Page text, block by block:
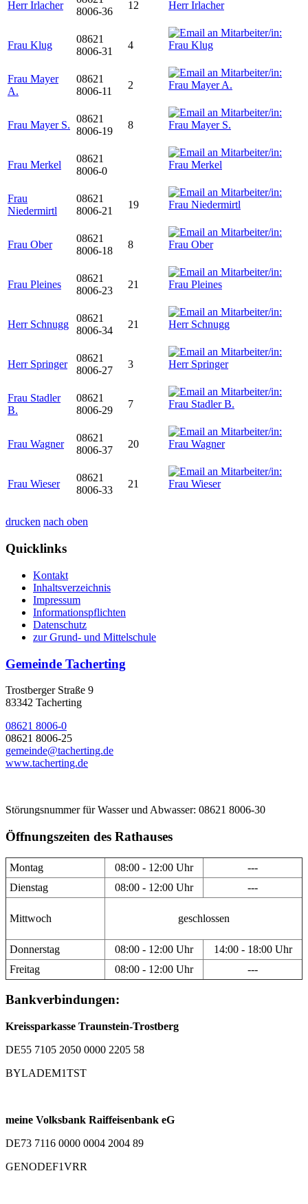
Herr Irlacher
8006-36
12
Frau Klug
08621
8006-31
4
Frau Mayer
A.
08621
8006-11
2
Frau Mayer S.
08621
8006-19
8
Frau Merkel
08621
8006-0
Frau
Niedermirtl
08621
8006-21
19
Frau Ober
08621
8006-18
8
Frau Pleines
08621
8006-23
21
Herr Schnugg
08621
8006-34
21
Herr Springer
08621
8006-27
3
Frau Stadler
B.
08621
8006-29
7
Frau Wagner
08621
8006-37
20
Frau Wieser
08621
8006-33
21
drucken nach oben
Quicklinks
Kontakt
Inhaltsverzeichnis
Impressum
Informationspflichten
Datenschutz
zur Grund- und Mittelschule
Gemeinde Tacherting
Trostberger Straße 9
83342 Tacherting
08621 8006-0
08621 8006-25
gemeinde@tacherting.de
www.tacherting.de
Störungsnummer für Wasser und Abwasser: 08621 8006-30
Öffnungszeiten des Rathauses
Montag 08:00 - 12:00 Uhr
---
Dienstag
08:00 - 12:00 Uhr ---
Mittwoch geschlossen
Donnerstag 08:00 - 12:00 Uhr
14:00 - 18:00 Uhr
Freitag
08:00 - 12:00 Uhr ---
Bankverbindungen:
Kreissparkasse Traunstein-Trostberg
DE55 7105 2050 0000 2205 58
BYLADEM1TST
meine Volksbank Raiffeisenbank eG
DE73 7116 0000 0004 2004 89
GENODEF1VRR